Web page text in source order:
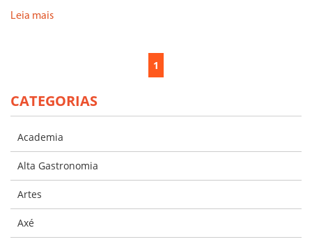
Leia mais
1
CATEGORIAS
Academia
Alta Gastronomia
Artes
Axé